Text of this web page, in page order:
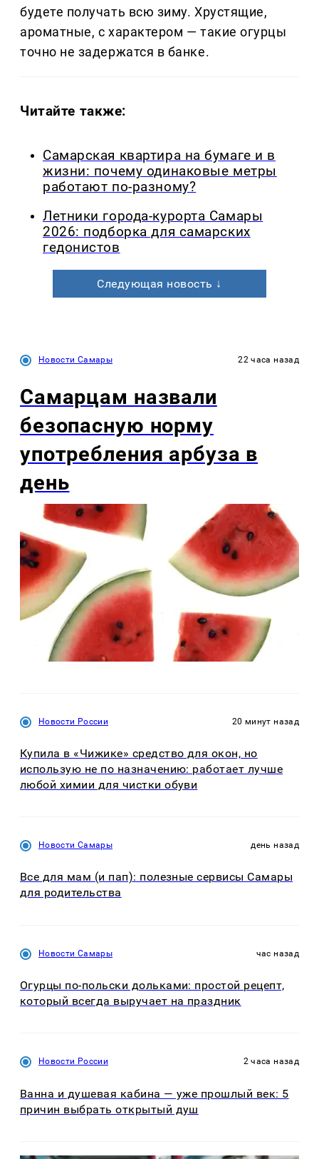
будете получать всю зиму. Хрустящие,
ароматные, с характером — такие огурцы
точно не задержатся в банке.
Читайте также:
Самарская квартира на бумаге и в
жизни: почему одинаковые метры
работают по-разному?
Летники города-курорта Самары
2026: подборка для самарских
гедонистов
Следующая новость ↓
Новости Самары 22 часа назад
Самарцам назвали
безопасную норму
употребления арбуза в
день
Новости России 20 минут назад
Купила в «Чижике» средство для окон, но
использую не по назначению: работает лучше
любой химии для чистки обуви
Новости Самары день назад
Все для мам (и пап): полезные сервисы Самары
для родительства
Новости Самары час назад
Огурцы по‑польски дольками: простой рецепт,
который всегда выручает на праздник
Новости России 2 часа назад
Ванна и душевая кабина — уже прошлый век: 5
причин выбрать открытый душ